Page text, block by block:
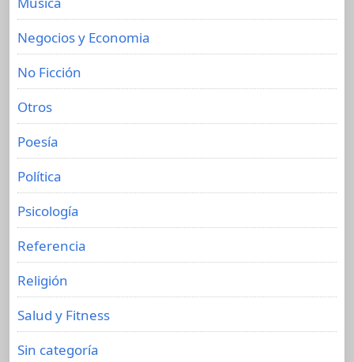
Negocios y Economia
No Ficción
Otros
Poesía
Política
Psicología
Referencia
Religión
Salud y Fitness
Sin categoría